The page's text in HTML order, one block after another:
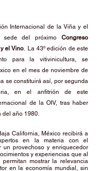
Internacional de la Viña y el
sede del próximo Congreso
el Vino.  La 43º edición de este
para la vitivinicultura, se
en el mes de noviembre de
se constituirá así, por segunda
en el anfitrión de este
de la OIV, tras haber
del año 1980.
California, México recibirá a
en la materia con el
un provechoso y enriquecedor
y experiencias que al
permitan mostrar la relevancia
en la economía mundial, sin